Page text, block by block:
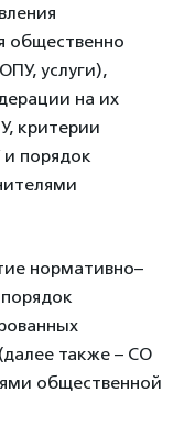
общественно
услуги),
на их
критерии
и порядок
нормативно–
также – СО
общественной